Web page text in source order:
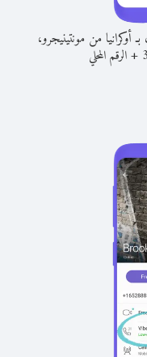
أوكرانيا من مونتينيجرو،
+الرقم المحلي